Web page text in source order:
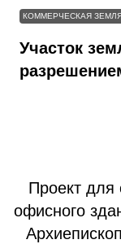
КОММЕРЧЕСКАЯ
Участок
Проект для
офисного